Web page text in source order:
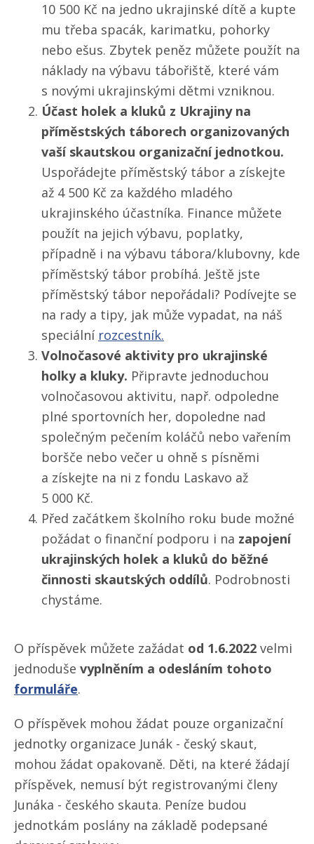
10 500 Kč na jedno ukrajinské dítě a kupte
mu třeba spacák, karimatku, pohorky
nebo ešus. Zbytek peněz můžete použít na
náklady na výbavu tábořiště, které vám
s novými ukrajinskými dětmi vzniknou.
Účast holek a kluků z Ukrajiny na
příměstských táborech organizovaných
vaší skautskou organizační jednotkou.
Uspořádejte příměstský tábor a získejte
až 4 500 Kč za každého mladého
ukrajinského účastníka. Finance můžete
použít na jejich výbavu, poplatky,
případně i na výbavu tábora/​klubovny, kde
příměstský tábor probíhá. Ještě jste
příměstský tábor nepořádali? Podívejte se
na rady a tipy, jak může vypadat, na náš
speciální rozcestník.
Volnočasové aktivity pro ukrajinské
holky a kluky. Připravte jednoduchou
volnočasovou aktivitu, např. odpoledne
plné sportovních her, dopoledne nad
společným pečením koláčů nebo vařením
boršče nebo večer u ohně s písněmi
a získejte na ni z fondu Laskavo až
5 000 Kč.
Před začátkem školního roku bude možné
požádat o finanční podporu i na zapojení
ukrajinských holek a kluků do běžné
činnosti skautských oddílů. Podrobnosti
chystáme.
O příspěvek můžete zažádat od 1.6.2022 velmi
jednoduše vyplněním a odesláním tohoto
formuláře.
O příspěvek mohou žádat pouze organizační
jednotky organizace Junák - český skaut,
mohou žádat opakovaně. Děti, na které žádají
příspěvek, nemusí být registrovanými členy
Junáka - českého skauta. Peníze budou
jednotkám poslány na základě podepsané